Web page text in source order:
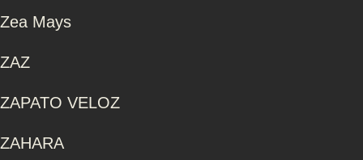
Zea Mays
ZAZ
ZAPATO VELOZ
ZAHARA